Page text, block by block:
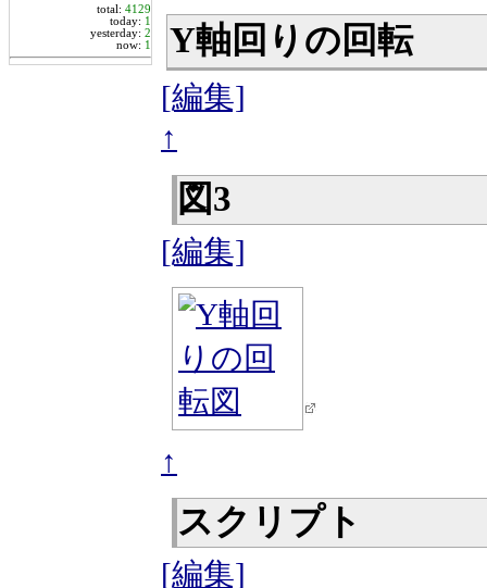
total: 4129
today: 1
yesterday: 2
now: 1 Y軸回りの回転
[編集]
↑
図3
[編集]
↑
スクリプト
[編集]